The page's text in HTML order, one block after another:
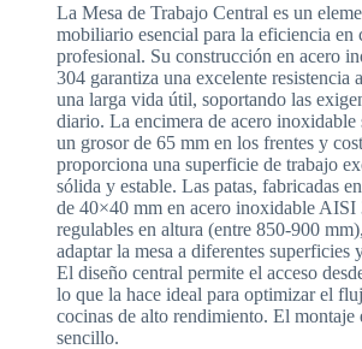
La Mesa de Trabajo Central es un
mobiliario esencial para la eficiencia en
profesional. Su construcción en acero
304 garantiza una excelente resistencia
una larga vida útil, soportando las
diario. La encimera de acero inoxidable
un grosor de 65 mm en los frentes y
proporciona una superficie de trabajo
sólida y estable. Las patas, fabricadas
de 40×40 mm en acero inoxidable AISI
regulables en altura (entre 850-900
adaptar la mesa a diferentes superficies
El diseño central permite el acceso
lo que la hace ideal para optimizar el
cocinas de alto rendimiento. El montaje
sencillo.